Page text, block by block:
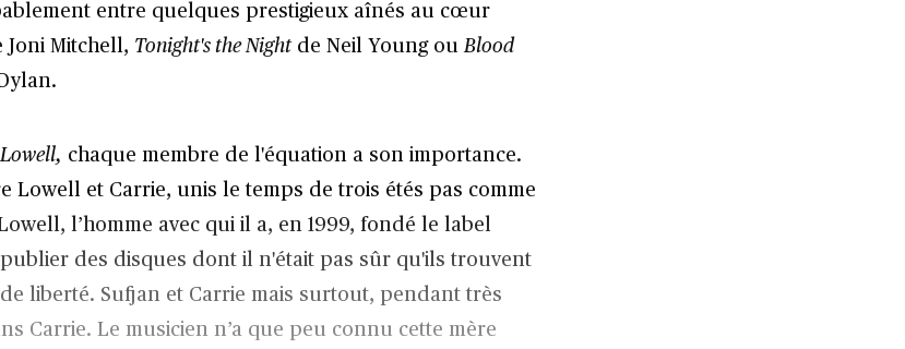
entre quelques prestigieux aînés au cœur
Joni Mitchell, Tonight's the Nightde Neil Young ou Blood
chaque membre de l'équation a son importance.
Lowell et Carrie, unis le temps de trois étés pas comme
l’homme avec qui il a, en 1999, fondé le label
des disques dont il n'était pas sûr qu'ils trouvent
liberté. Sufjan et Carrie mais surtout, pendant très
Carrie. Le musicien n’a que peu connu cette mère